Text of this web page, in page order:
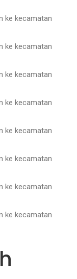
ke kecamatan
ke kecamatan
ke kecamatan
ke kecamatan
ke kecamatan
ke kecamatan
ke kecamatan
ke kecamatan